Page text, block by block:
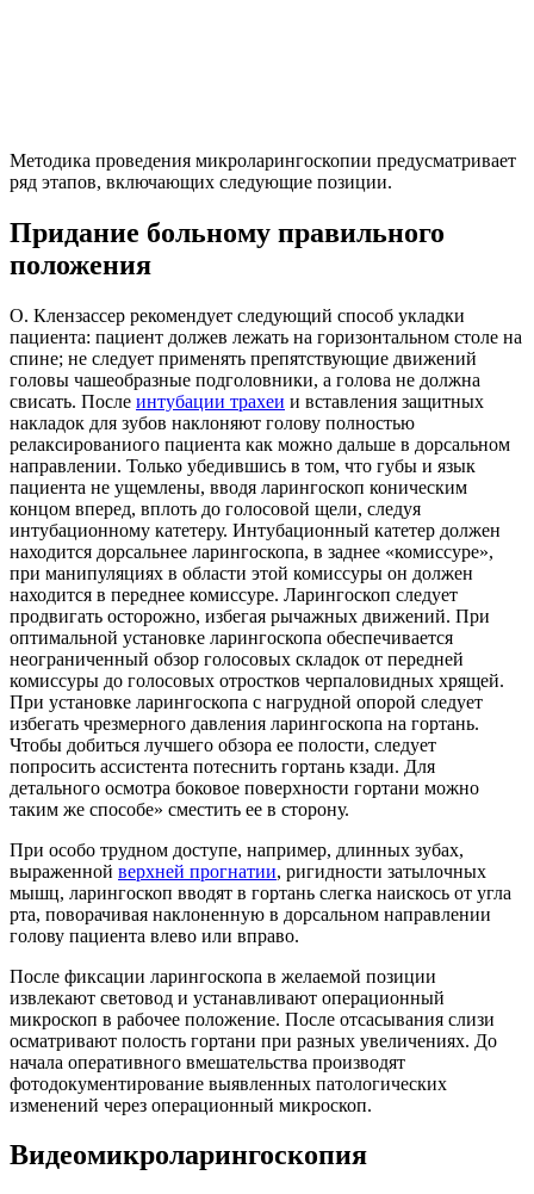
Методика проведения микроларингоскопии предусматривает
ряд этапов, включающих следующие позиции.
Придание больному правильного
положения
О. Клензассер рекомендует следующий способ укладки
пациента: пациент должев лежать на горизонтальном столе на
спине; не следует применять препятствующие движений
головы чашеобразные подголовники, а голова не должна
свисать. После интубации трахеи и вставления защитных
накладок для зубов наклоняют голову полностью
релаксированиого пациента как можно дальше в дорсальном
направлении. Только убедившись в том, что губы и язык
пациента не ущемлены, вводя ларингоскоп коническим
концом вперед, вплоть до голосовой щели, следуя
интубационному катетеру. Интубационный катетер должен
находится дорсальнее ларингоскопа, в заднее «комиссуре»,
при манипуляциях в области этой комиссуры он должен
находится в переднее комиссуре. Ларингоскоп следует
продвигать осторожно, избегая рычажных движений. При
оптимальной установке ларингоскопа обеспечивается
неограниченный обзор голосовых складок от передней
комиссуры до голосовых отростков черпаловидных хрящей.
При установке ларингоскопа с нагрудной опорой следует
избегать чрезмерного давления ларингоскопа на гортань.
Чтобы добиться лучшего обзора ее полости, следует
попросить ассистента потеснить гортань кзади. Для
детального осмотра боковое поверхности гортани можно
таким же способе» сместить ее в сторону.
При особо трудном доступе, например, длинных зубах,
выраженной верхней прогнатии, ригидности затылочных
мышц, ларингоскоп вводят в гортань слегка наискось от угла
рта, поворачивая наклоненную в дорсальном направлении
голову пациента влево или вправо.
После фиксации ларингоскопа в желаемой позиции
извлекают световод и устанавливают операционный
микроскоп в рабочее положение. После отсасывания слизи
осматривают полость гортани при разных увеличениях. До
начала оперативного вмешательства производят
фотодокументирование выявленных патологических
изменений через операционный микроскоп.
Видеомикроларингоскопия